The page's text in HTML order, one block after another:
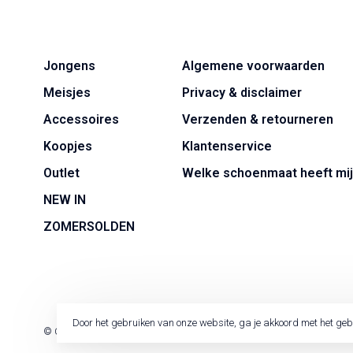
Jongens
Meisjes
Accessoires
Koopjes
Outlet
NEW IN
ZOMERSOLDEN
Algemene voorwaarden
Privacy & disclaimer
Verzenden & retourneren
Klantenservice
Welke schoenmaat heeft
© Copyright 2026 Jackie Kid
Door het gebruiken van onze website, ga je akkoord met het